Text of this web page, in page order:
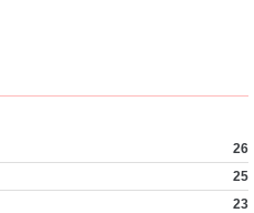
26
25
23